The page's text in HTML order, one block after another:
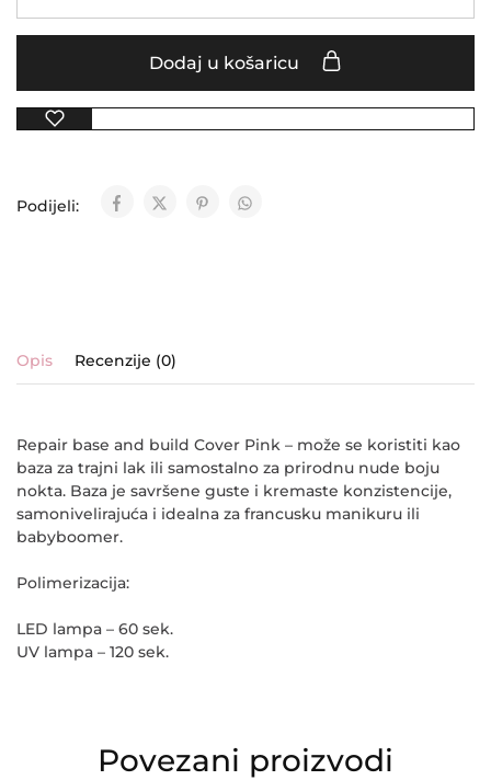
Dodaj u košaricu
Podijeli:
Opis Recenzije (0)
Repair base and build Cover Pink – može se koristiti kao
baza za trajni lak ili samostalno za prirodnu nude boju
nokta. Baza je savršene guste i kremaste konzistencije,
samonivelirajuća i idealna za francusku manikuru ili
babyboomer.
Polimerizacija:
LED lampa – 60 sek.
UV lampa – 120 sek.
Povezani proizvodi